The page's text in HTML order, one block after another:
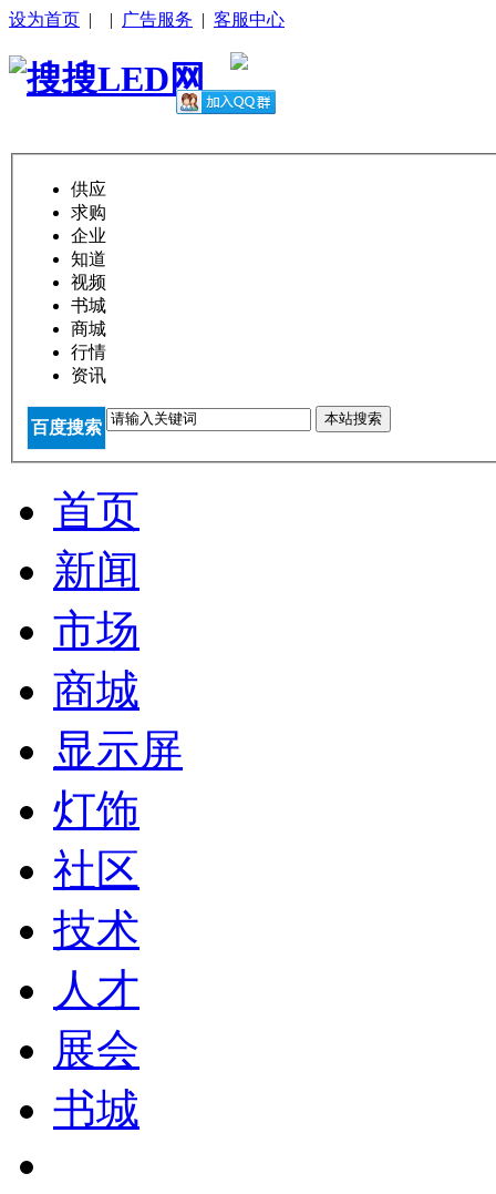
设为首页 | | 广告服务 | 客服中心
供应
求购
企业
知道
视频
书城
商城
行情
资讯
百度搜索 本站搜索
首页
新闻
市场
商城
显示屏
灯饰
社区
技术
人才
展会
书城